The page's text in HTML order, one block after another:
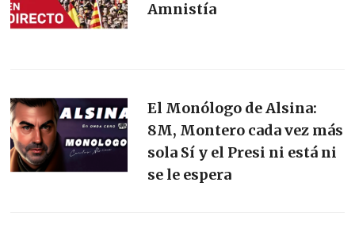
Amnistía
El Monólogo de Alsina:
8M, Montero cada vez más
sola Sí y el Presi ni está ni
se le espera